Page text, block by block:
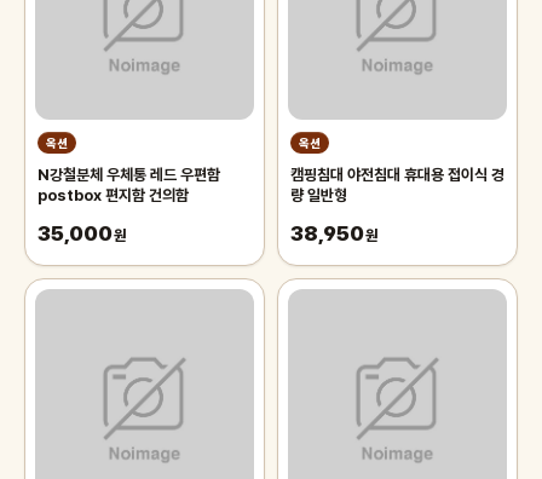
옥션
N강철분체 우체통 레드 우편함
postbox 편지함 건의함
35,000원
옥션
캠핑침대 야전침대 휴대용 접이식 경
량 일반형
38,950원